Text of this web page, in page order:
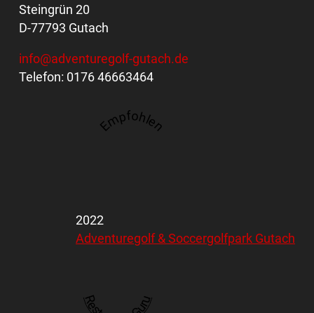
Steingrün 20
D-77793 Gutach
info@adventuregolf-gutach.de
Telefon: 0176 46663464
Empfohlen
2022
Adventuregolf & Soccergolfpark Gutach